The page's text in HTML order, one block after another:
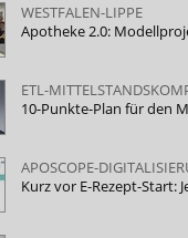
WESTFALEN-LIPPE
Apotheke 2.0:
ETL-
10-Punkte-Plan für den
APOSCOPE-
Kurz vor E-Rezept-